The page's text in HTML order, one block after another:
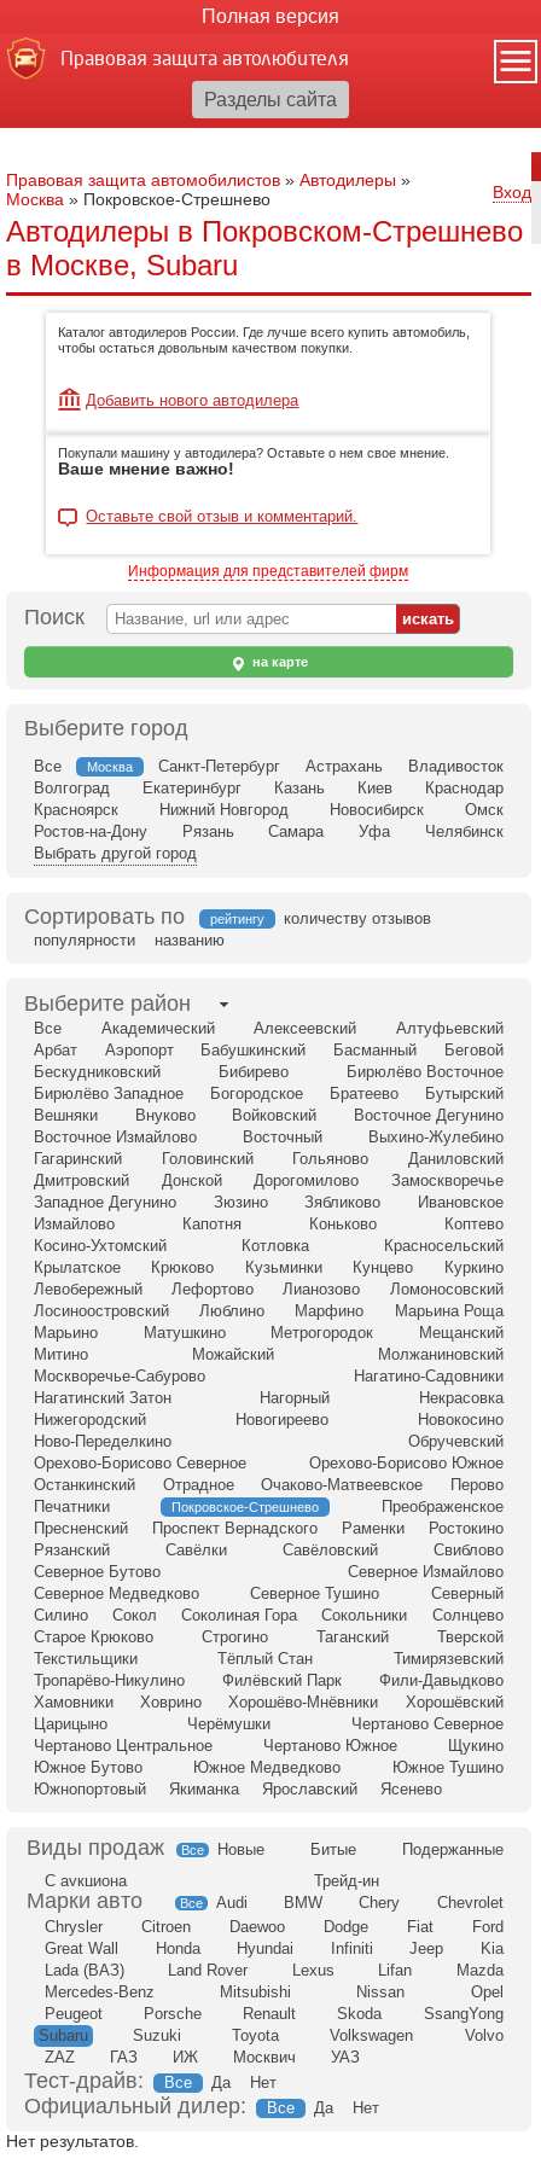
Полная версия
Правовая защита автолюбителя
Правовая защита автомобилистов » Автодилеры »
Москва » Покровское-Стрешнево Вход
Автодилеры в Покровском-Стрешнево
в Москве, Subaru
Каталог автодилеров России. Где лучше всего купить автомобиль,
чтобы остаться довольным качеством покупки.
Добавить нового автодилера
Покупали машину у автодилера? Оставьте о нем свое мнение.
Ваше мнение важно!
Оставьте свой отзыв и комментарий.
Информация для представителей фирм
Поиск
на карте
Выберите город
Все Москва Санкт-Петербург Астрахань
Владивосток
Волгоград
Екатеринбург Казань Киев
Краснодар
Красноярск
Нижний Новгород Новосибирск
Омск
Ростов-на-Дону
Рязань Самара Уфа
Челябинск
Выбрать другой город
Сортировать по рейтингу
количеству отзывов
популярности
названию
Выберите район
Все Академический Алексеевский
Алтуфьевский
Арбат
Аэропорт Бабушкинский Басманный
Беговой
Бескудниковский
Бибирево
Бирюлёво Восточное
Бирюлёво Западное
Богородское Братеево
Бутырский
Вешняки
Внуково Войковский
Восточное Дегунино
Восточное Измайлово
Восточный
Выхино-Жулебино
Гагаринский
Головинский Гольяново
Даниловский
Дмитровский
Донской Дорогомилово
Замоскворечье
Западное Дегунино
Зюзино Зябликово
Ивановское
Измайлово
Капотня Коньково
Коптево
Косино-Ухтомский
Котловка
Красносельский
Крылатское
Крюково Кузьминки Кунцево
Куркино
Левобережный
Лефортово Лианозово
Ломоносовский
Лосиноостровский
Люблино Марфино
Марьина Роща
Марьино
Матушкино Метрогородок
Мещанский
Митино
Можайский
Молжаниновский
Москворечье-Сабурово
Нагатино-Садовники
Нагатинский Затон
Нагорный
Некрасовка
Нижегородский
Новогиреево
Новокосино
Ново-Переделкино
Обручевский
Орехово-Борисово Северное
Орехово-Борисово Южное
Останкинский
Отрадное Очаково-Матвеевское
Перово
Печатники
Покровское-Стрешнево
Преображенское
Пресненский
Проспект Вернадского Раменки
Ростокино
Рязанский
Савёлки Савёловский
Свиблово
Северное Бутово
Северное Измайлово
Северное Медведково
Северное Тушино
Северный
Силино
Сокол Соколиная Гора Сокольники
Солнцево
Старое Крюково
Строгино Таганский
Тверской
Текстильщики
Тёплый Стан
Тимирязевский
Тропарёво-Никулино
Филёвский Парк
Фили-Давыдково
Хамовники
Ховрино Хорошёво-Мнёвники
Хорошёвский
Царицыно
Черёмушки
Чертаново Северное
Чертаново Центральное
Чертаново Южное
Щукино
Южное Бутово
Южное Медведково
Южное Тушино
Южнопортовый
Якиманка Ярославский Ясенево
Все Новые Битые
Подержанные
С аукциона
Трейд-ин
Все Audi BMW Chery
Chevrolet
Chrysler
Citroen Daewoo Dodge Fiat
Ford
Great Wall
Honda Hyundai Infiniti Jeep
Kia
Lada (ВАЗ)
Land Rover Lexus Lifan
Mazda
Mercedes-Benz
Mitsubishi Nissan
Opel
Peugeot
Porsche Renault Skoda
SsangYong
Subaru
Suzuki Toyota Volkswagen
Volvo
ZAZ
ГАЗ ИЖ Москвич УАЗ
Тест-драйв: Все Да Нет
Официальный дилер: Все Да Нет
Нет результатов.